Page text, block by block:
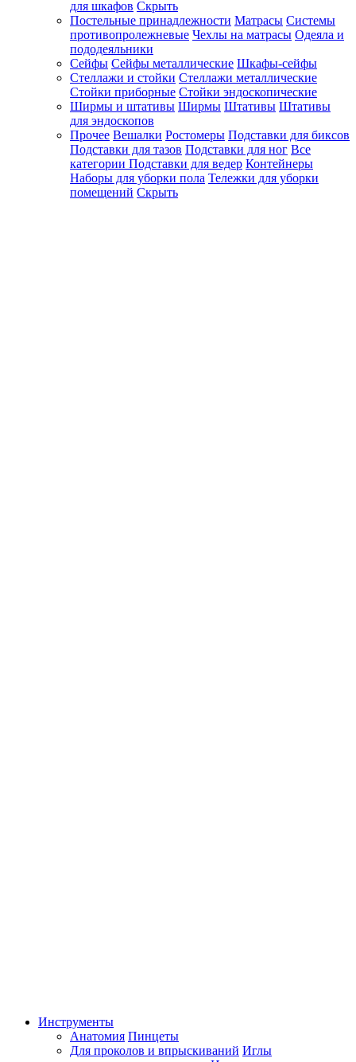
для шкафов Скрыть
Постельные принадлежности Матрасы Системы
противопролежневые Чехлы на матрасы Одеяла и
пододеяльники
Сейфы Сейфы металлические Шкафы-сейфы
Стеллажи и стойки Стеллажи металлические
Стойки приборные Стойки эндоскопические
Ширмы и штативы Ширмы Штативы Штативы
для эндоскопов
Прочее Вешалки Ростомеры Подставки для биксов
Подставки для тазов Подставки для ног Все
категории Подставки для ведер Контейнеры
Наборы для уборки пола Тележки для уборки
помещений Скрыть
Инструменты
Анатомия Пинцеты
Для проколов и впрыскиваний Иглы